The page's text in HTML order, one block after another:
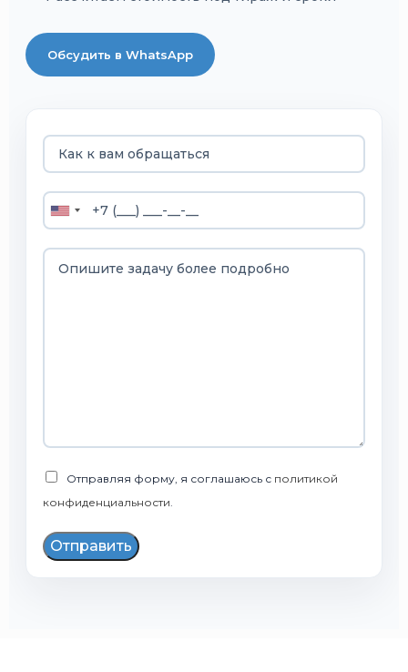
Обсудить в WhatsApp
Отправляя форму, я соглашаюсь с политикой
конфиденциальности.
Отправить